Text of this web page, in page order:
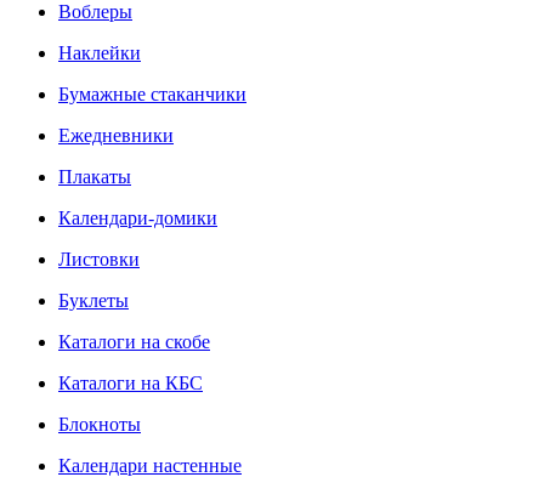
Воблеры
Наклейки
Бумажные стаканчики
Ежедневники
Плакаты
Календари-домики
Листовки
Буклеты
Каталоги на скобе
Каталоги на КБС
Блокноты
Календари настенные